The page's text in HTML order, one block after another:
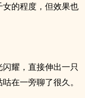
的程度，但效果也
耀，直接伸出一只
在一旁聊了很久。